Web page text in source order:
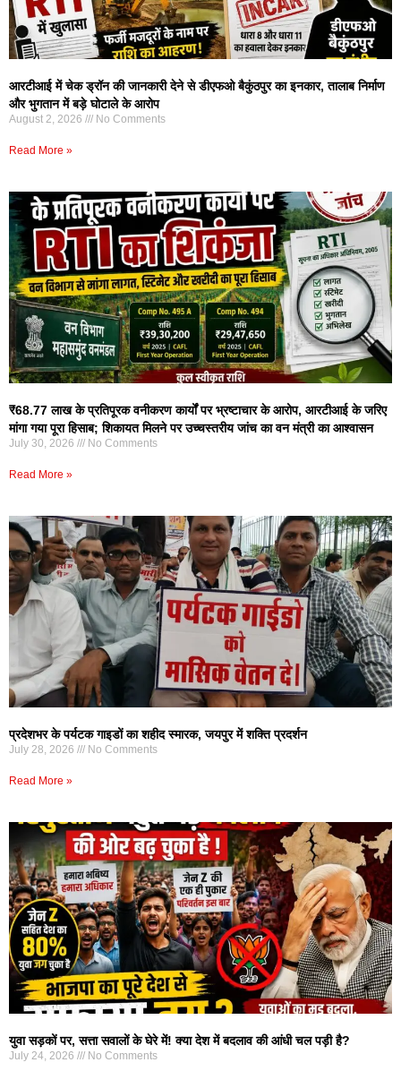
आरटीआई में चेक ड्रॉन की जानकारी देने से डीएफओ बैकुंठपुर का इनकार, तालाब निर्माण
और भुगतान में बड़े घोटाले के आरोप
August 2, 2026 No Comments
Read More »
₹68.77 लाख के प्रतिपूरक वनीकरण कार्यों पर भ्रष्टाचार के आरोप, आरटीआई के जरिए
मांगा गया पूरा हिसाब; शिकायत मिलने पर उच्चस्तरीय जांच का वन मंत्री का आश्वासन
July 30, 2026 No Comments
Read More »
प्रदेशभर के पर्यटक गाइडों का शहीद स्मारक, जयपुर में शक्ति प्रदर्शन
July 28, 2026 No Comments
Read More »
युवा सड़कों पर, सत्ता सवालों के घेरे में! क्या देश में बदलाव की आंधी चल पड़ी है?
July 24, 2026 No Comments